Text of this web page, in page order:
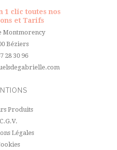
1 clic toutes nos
et Tarifs
Montmorency
Béziers
28 30 96
Produits
C.G.V.
Légales